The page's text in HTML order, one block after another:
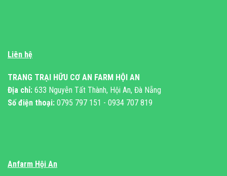
Liên hệ
TRANG TRẠI HỮU CƠ AN FARM HỘI AN
Địa chỉ: 633 Nguyễn Tất Thành, Hội An, Đà Nẵng
Số điện thoại: 0795 797 151 - 0934 707 819
Anfarm Hội An